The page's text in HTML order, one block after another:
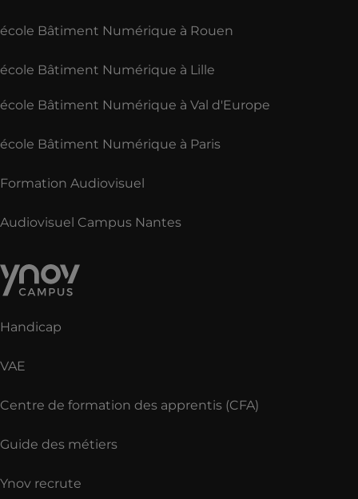
école Bâtiment Numérique à Rouen
école Bâtiment Numérique à Lille
école Bâtiment Numérique à Val d'Europe
école Bâtiment Numérique à Paris
Formation Audiovisuel
Audiovisuel Campus Nantes
Handicap
VAE
Centre de formation des apprentis (CFA)
Guide des métiers
Ynov recrute